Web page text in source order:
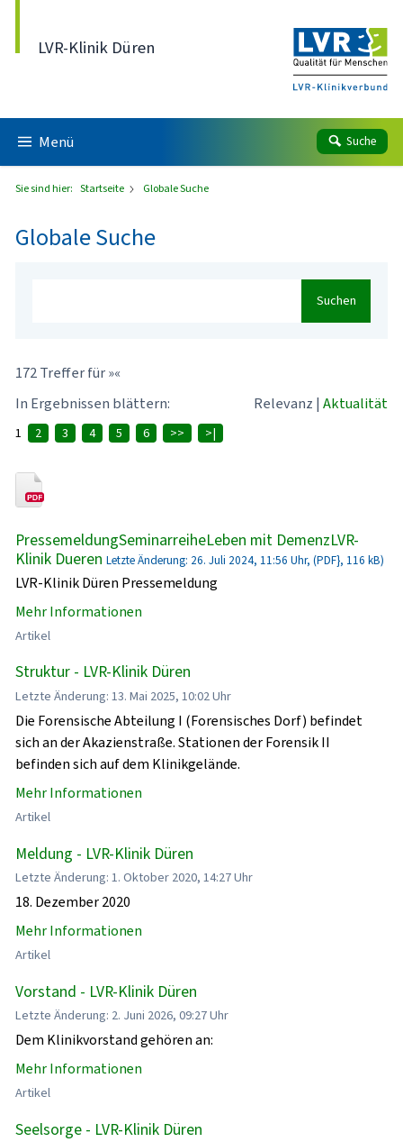
LVR-Klinik Düren
Menü Suche
Sie sind hier: Startseite Globale Suche
Globale Suche
Suchen
172 Treffer für »«
In Ergebnissen blättern:
Relevanz | Aktualität
1 2 3 4 5 6 >> >|
PressemeldungSeminarreiheLeben mit DemenzLVR-
Klinik Dueren Letzte Änderung: 26. Juli 2024, 11:56 Uhr, (PDF}, 116 kB)
LVR-Klinik Düren Pressemeldung
Mehr Informationen
Artikel
Struktur - LVR-Klinik Düren
Letzte Änderung: 13. Mai 2025, 10:02 Uhr
Die Forensische Abteilung I (Forensisches Dorf) befindet
sich an der Akazienstraße. Stationen der Forensik II
befinden sich auf dem Klinikgelände.
Mehr Informationen
Artikel
Meldung - LVR-Klinik Düren
Letzte Änderung: 1. Oktober 2020, 14:27 Uhr
18. Dezember 2020
Mehr Informationen
Artikel
Vorstand - LVR-Klinik Düren
Letzte Änderung: 2. Juni 2026, 09:27 Uhr
Dem Klinikvorstand gehören an:
Mehr Informationen
Artikel
Seelsorge - LVR-Klinik Düren